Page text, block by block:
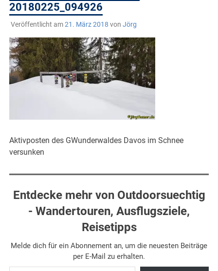
20180225_094926
Veröffentlicht am21. März 2018 von Jörg
Aktivposten des GWunderwaldes Davos im Schnee
versunken
Entdecke mehr von Outdoorsuechtig
- Wandertouren, Ausflugsziele,
Reisetipps
Melde dich für ein Abonnement an, um die neuesten Beiträge
per E-Mail zu erhalten.
Gib deine E-Mail-Adresse ein ...